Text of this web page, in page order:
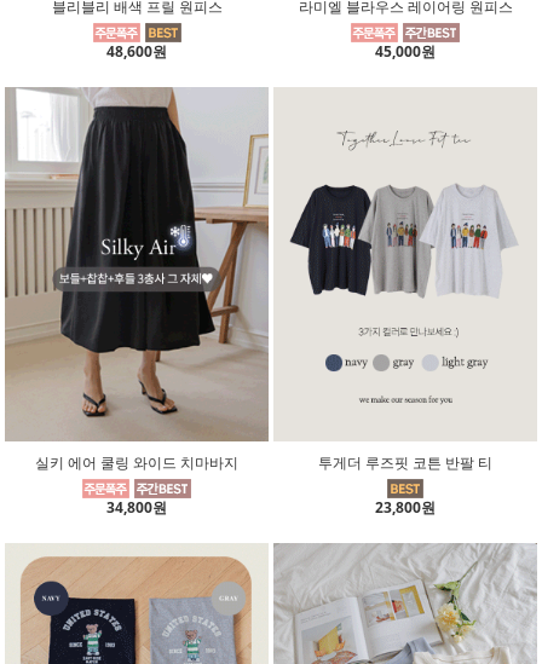
블리블리 배색 프릴 원피스
48,600원
라미엘 블라우스 레이어링 원피스
45,000원
실키 에어 쿨링 와이드 치마바지
34,800원
투게더 루즈핏 코튼 반팔 티
23,800원